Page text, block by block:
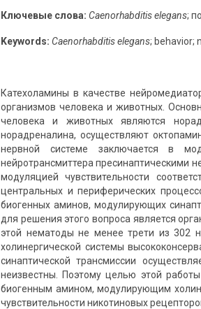
Ключевые слова: Caenorhabditis elegans;
Keywords: Caenorhabditis elegans; behavior;
Катехоламины в качестве
организмов человека и животных.
человека и животных являются
норадреналина, осуществляют
нервной системе заключается в
нейротрансмиттера пресинаптическими
модуляцией чувствительности
центральных и периферических
биогенных аминов, модулирующих
для решения этого вопроса является
этой нематоды не менее трети из 302
холинергической системы
синаптической трансмиссии
неизвестны. Поэтому целью этой
биогенным амином, модулирующим
чувствительности никотиновых